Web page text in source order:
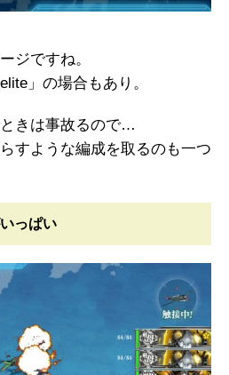
ジですね。
」の場合もあり。
きは事故るので…
すような編成を取るのも一つ
っぱい